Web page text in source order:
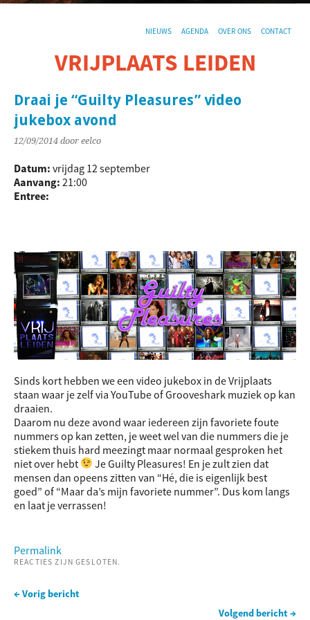
NIEUWS AGENDA OVER ONS CONTACT
VRIJPLAATS LEIDEN
Draai je “Guilty Pleasures” video
jukebox avond
12/09/2014 door eelco
Datum: vrijdag 12 september
Aanvang: 21:00
Entree:
Sinds kort hebben we een video jukebox in de Vrijplaats
staan waar je zelf via YouTube of Grooveshark muziek op kan
draaien.
Daarom nu deze avond waar iedereen zijn favoriete foute
nummers op kan zetten, je weet wel van die nummers die je
stiekem thuis hard meezingt maar normaal gesproken het
niet over hebt
Je Guilty Pleasures! En je zult zien dat
mensen dan opeens zitten van “Hé, die is eigenlijk best
goed” of “Maar da’s mijn favoriete nummer”. Dus kom langs
en laat je verrassen!
Permalink
REACTIES ZIJN GESLOTEN.
← Vorig bericht
Volgend bericht →